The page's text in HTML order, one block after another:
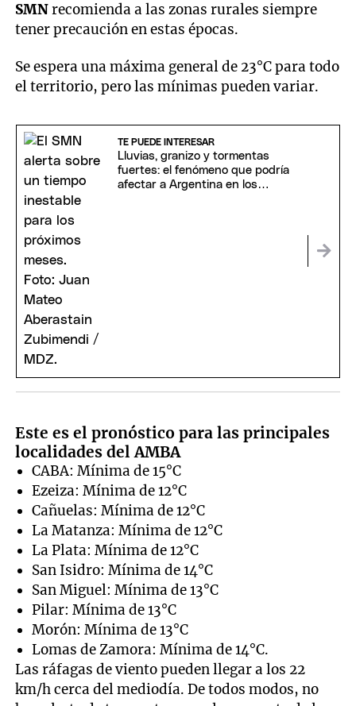
SMNrecomienda a las zonas rurales siempre
tener precaución en estas épocas.
Se espera una máxima general de 23°C para todo
el territorio, pero las mínimas pueden variar.
TE PUEDE INTERESAR
Lluvias, granizo y tormentas
fuertes: el fenómeno que podría
afectar a Argentina en los
Este es el pronóstico para las principales
localidades del AMBA
CABA: Mínima de 15°C
Ezeiza: Mínima de 12°C
Cañuelas: Mínima de 12°C
La Matanza: Mínima de 12°C
La Plata: Mínima de 12°C
San Isidro: Mínima de 14°C
San Miguel: Mínima de 13°C
Pilar: Mínima de 13°C
Morón: Mínima de 13°C
Lomas de Zamora: Mínima de 14°C.
Las ráfagas de viento pueden llegar a los 22
km/h cerca del mediodía. De todos modos, no